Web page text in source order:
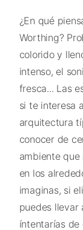
¿En qué
Worthing?
colorido y
intenso, el
fresca... Las
si te interesa
arquitectura
conocer de
ambiente que
en los
imaginas, si
puedes llevar
íntentarías de